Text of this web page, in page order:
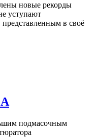
новые рекорды
уступают
в своё
подмасочным